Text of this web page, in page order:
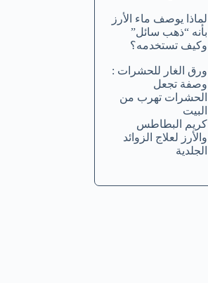
لماذا يوصف ماء الأرز
بأنه “ذهب سائل”
وكيف تستخدمه؟
ورق الغار للحشرات :
وصفة تجعل
الحشرات تهرب من
البيت
كريم البطاطس
والأرز لعلاج الزوائد
الجلدية